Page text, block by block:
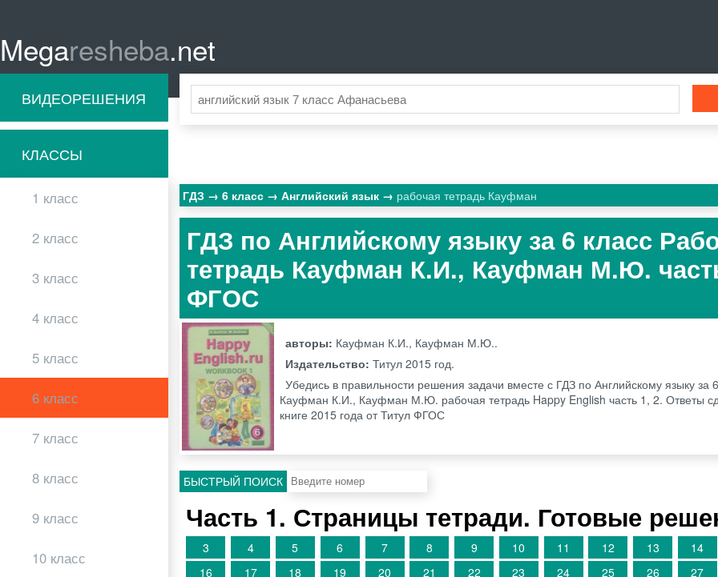
Megaresheba.net
ВИДЕОРЕШЕНИЯ
КЛАССЫ
1 класс
2 класс
3 класс
4 класс
5 класс
6 класс
7 класс
8 класс
9 класс
10 класс
ГДЗ 6 класс Английский язык рабочая тетрадь Кауфман
ГДЗ по Английскому языку за 6 класс
тетрадь Кауфман К.И., Кауфман М.Ю.
ФГОС
авторы: Кауфман К.И., Кауфман М.Ю..
Издательство:Титул 2015 год.
Убедись в правильности решения задачи вместе с ГДЗ по Английскому языку за
Кауфман К.И., Кауфман М.Ю. рабочая тетрадь Happy English часть 1, 2. Ответы
книге 2015 года от Титул ФГОС
БЫСТРЫЙ ПОИСК
Часть 1. Страницы тетради. Готовые
3 4 5 6 7 8 9 10 11 12 13 14
16
17 18 19 20 21 22 23 24 25 26 27